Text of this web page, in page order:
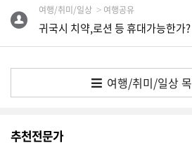
다
A
미
여행/취미/일상 여행공유
귀국시 치약,로션 등 휴대가능한가?
여행/취미/일상
추천전문가